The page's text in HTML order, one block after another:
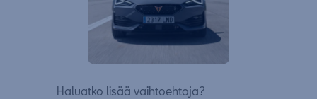
Haluatko lisää vaihtoehtoja?